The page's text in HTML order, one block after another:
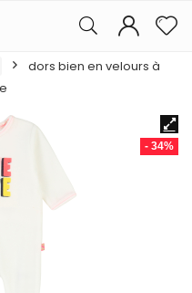
dors bien en velours à
- 34%